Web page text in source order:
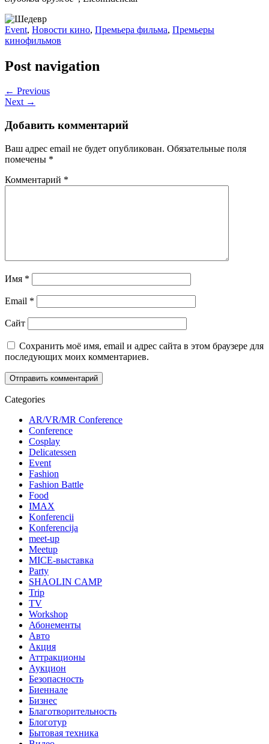
Event, Новости кино, Премьера фильма, Премьеры
кинофильмов
Post navigation
← Previous
Next →
Добавить комментарий
Ваш адрес email не будет опубликован. Обязательные поля
помечены *
Комментарий *
Имя *
Email *
Сайт
Сохранить моё имя, email и адрес сайта в этом браузере для
последующих моих комментариев.
Categories
AR/VR/MR Conference
Conference
Cosplay
Delicatessen
Event
Fashion
Fashion Battle
Food
IMAX
Konferencii
Konferencija
meet-up
Meetup
MICE-выставка
Party
SHAOLIN CAMP
Trip
TV
Workshop
Абонементы
Авто
Акция
Аттракционы
Аукцион
Безопасность
Биеннале
Бизнес
Благотворительность
Блоготур
Бытовая техника